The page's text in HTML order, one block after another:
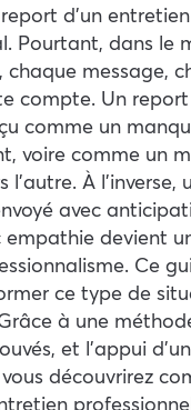
d’un
Pourtant, dans le
chaque message,
compte. Un
comme un
voire comme un
l’autre. À l’inverse,
avec
empathie devient
Ce
ce type de
à une
et l’appui
vous découvrirez